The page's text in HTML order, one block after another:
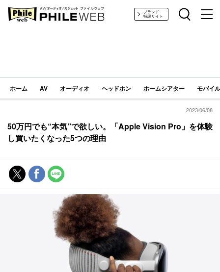
PHILE WEB｜AV/オーディオ/ガジェットブランド
特設サイト
ホーム AV オーディオ ヘッドホン ホームシアター モバイ
2023/06/08
50万円でも“本気”で欲しい。「Apple Vision Pro」を体験
し買いたくなった5つの理由